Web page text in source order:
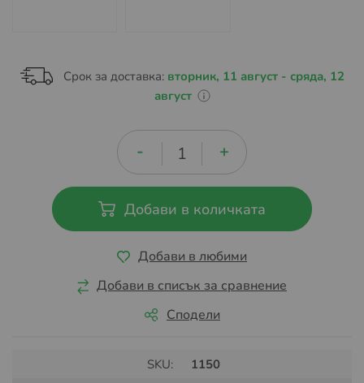
Срок за доставка: вторник, 11 август - сряда, 12
август
Добави в количката
Добави в любими
Добави в списък за сравнение
Сподели
SKU:
1150